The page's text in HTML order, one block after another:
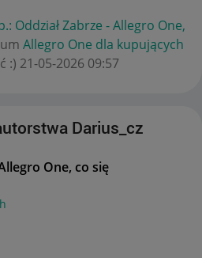
Oddział Zabrze - Allegro One,
Allegro One dla kupujących
:) ‎21-05-2026 09:57
Darius_cz
One, co się